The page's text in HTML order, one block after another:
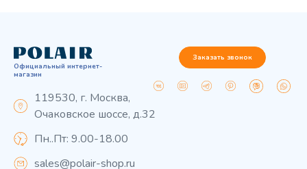
Официальный интернет-
магазин
119530, г. Москва,
Очаковское шоссе, д.32
Пн..Пт: 9.00-18.00
sales@polair-shop.ru
Заказать звонок